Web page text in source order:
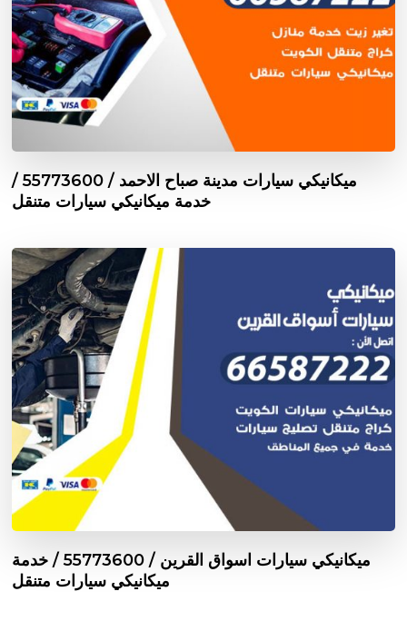
ميكانيكي سيارات مدينة صباح الاحمد / 55773600‬ /
خدمة ميكانيكي سيارات متنقل
ميكانيكي سيارات اسواق القرين / 55773600‬ / خدمة
ميكانيكي سيارات متنقل